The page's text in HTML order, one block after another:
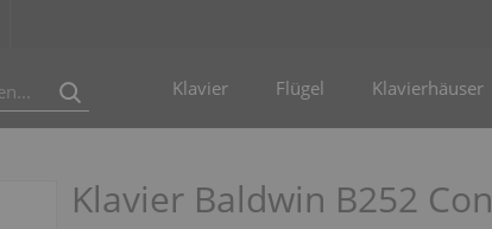
Klavier Flügel Klavierhäuser
Klavier Baldwin B252